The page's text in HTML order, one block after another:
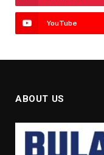
YouTube
ABOUT US